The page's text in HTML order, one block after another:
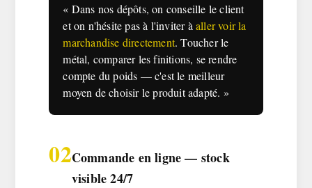
« Dans nos dépôts, on conseille le client
et on n'hésite pas à l'inviter à aller voir la
marchandise directement. Toucher le
métal, comparer les finitions, se rendre
compte du poids — c'est le meilleur
moyen de choisir le produit adapté. »
02Commande en ligne — stock
visible 24/7